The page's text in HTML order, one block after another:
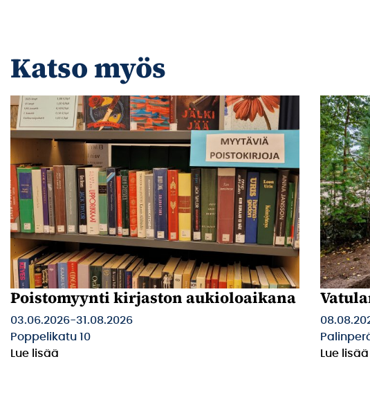
Katso myös
Poistomyynti kirjaston aukioloaikana
03.06.2026-31.08.2026
Poppelikatu 10
Lue lisää
Lue lisää